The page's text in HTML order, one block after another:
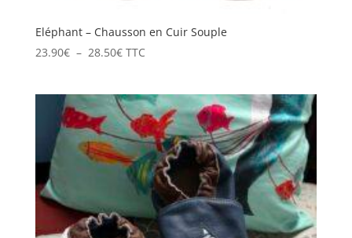
Eléphant – Chausson en Cuir Souple
23.90€ – 28.50€Plage
23.90€
à
28.50€
TTC